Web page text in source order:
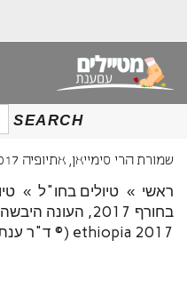
SEARCH
שמורת הרי סימייאן, אתיופיה ethiopia 2017 (© ד"ר ענת אביטל)
ראשי » טיולים בחו"ל »
בחורף 2017, העונה היבשה
ethiopia 2017 (© ד"ר ענת אביטל)